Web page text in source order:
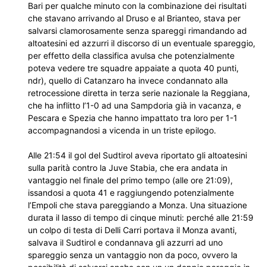
Bari per qualche minuto con la combinazione dei risultati
che stavano arrivando al Druso e al Brianteo, stava per
salvarsi clamorosamente senza spareggi rimandando ad
altoatesini ed azzurri il discorso di un eventuale spareggio,
per effetto della classifica avulsa che potenzialmente
poteva vedere tre squadre appaiate a quota 40 punti,
ndr), quello di Catanzaro ha invece condannato alla
retrocessione diretta in terza serie nazionale la Reggiana,
che ha inflitto l’1-0 ad una Sampdoria già in vacanza, e
Pescara e Spezia che hanno impattato tra loro per 1-1
accompagnandosi a vicenda in un triste epilogo.
Alle 21:54 il gol del Sudtirol aveva riportato gli altoatesini
sulla parità contro la Juve Stabia, che era andata in
vantaggio nel finale del primo tempo (alle ore 21:09),
issandosi a quota 41 e raggiungendo potenzialmente
l’Empoli che stava pareggiando a Monza. Una situazione
durata il lasso di tempo di cinque minuti: perché alle 21:59
un colpo di testa di Delli Carri portava il Monza avanti,
salvava il Sudtirol e condannava gli azzurri ad uno
spareggio senza un vantaggio non da poco, ovvero la